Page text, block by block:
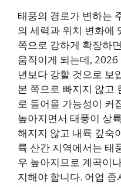
태풍의 경로가 변하는
의 세력과 위치 변화에
쪽으로 강하게 확장하
움직이게 되는데,
년보다 강할 것으로 보
본 쪽으로 빠지지 않고
로 들어올 가능성이 커
높아지면서 태풍이 상
해지지 않고 내륙 깊숙
륙 산간 지역에서는 태
우 높아지므로 계곡이
지해야 합니다. 어업